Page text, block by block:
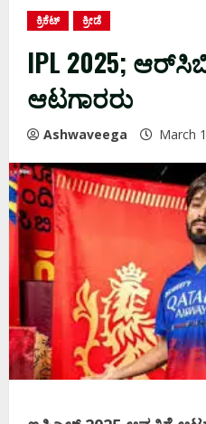
ಕ್ರಿಕೆಟ್ ಕ್ರೀಡೆ
IPL 2025;
ಆಟಗಾರರು
Ashwaveega March